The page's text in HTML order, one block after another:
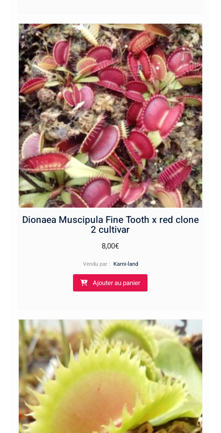
Dionaea Muscipula Fine Tooth x red clone
2 cultivar
8,00€
Vendu par : Karni-land
Ajouter au panier